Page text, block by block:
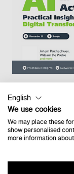
Contact
English
We use cookies
We may place these
show personalised
more information